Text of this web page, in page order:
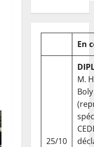
En
25/10
M.
Boly